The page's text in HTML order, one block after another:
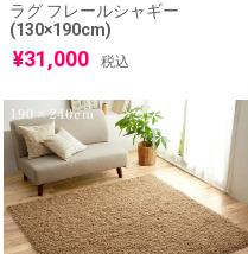
ラグ フレールシャギー
(130×190cm)
¥31,000 税込